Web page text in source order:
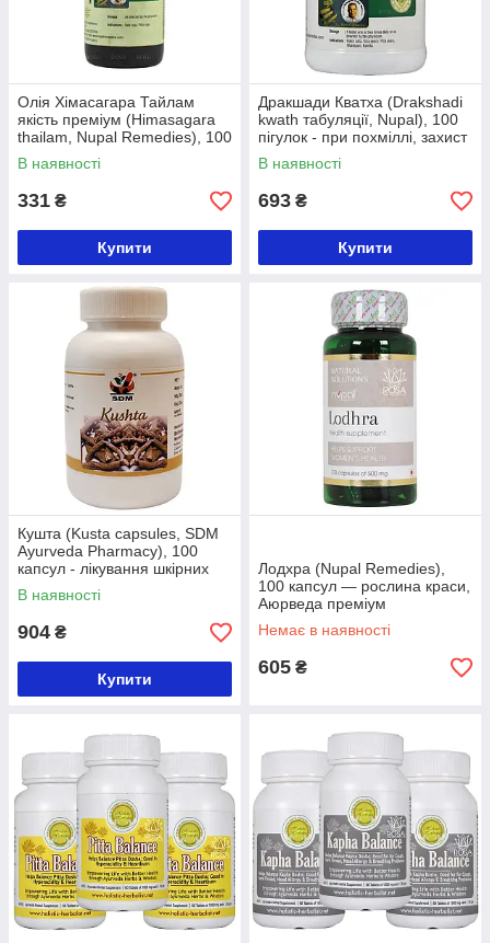
Олія Хімасагара Тайлам
якість преміум (Himasagara
thailam, Nupal Remedies), 100
мл
В наявності
331 ₴
Купити
Дракшади Кватха (Drakshadi
kwath табуляції, Nupal), 100
пігулок - при похміллі, захист
печінки
В наявності
693 ₴
Купити
Кушта (Kusta capsules, SDM
Ayurveda Pharmacy), 100
капсул - лікування шкірних
захворювань, Аюрведа
преміум
В наявності
904 ₴
Купити
Лодхра (Nupal Remedies),
100 капсул — рослина краси,
Аюрведа преміум
Немає в наявності
605 ₴